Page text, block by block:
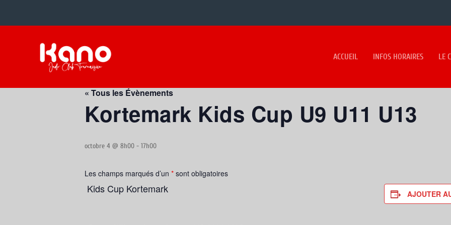
ACCUEIL INFOS HORAIRES LE
« Tous les Évènements
Kortemark Kids Cup U9 U11 U13
octobre 4 @ 8h00 - 17h00
Les champs marqués d’un * sont obligatoires
Kids Cup Kortemark AJOUTER